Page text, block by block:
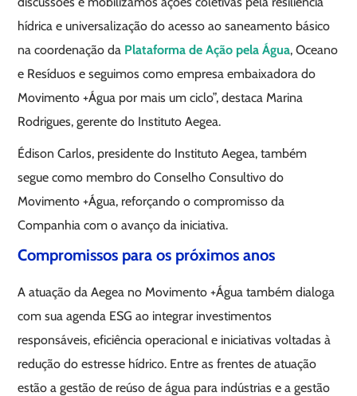
hídrica e universalização do acesso ao saneamento básico
na coordenação da Plataforma de Ação pela Água, Oceano
e Resíduos e seguimos como empresa embaixadora do
Movimento +Água por mais um ciclo”, destaca Marina
Rodrigues, gerente do Instituto Aegea.
Édison Carlos, presidente do Instituto Aegea, também
segue como membro do Conselho Consultivo do
Movimento +Água, reforçando o compromisso da
Companhia com o avanço da iniciativa.
Compromissos para os próximos anos
A atuação da Aegea no Movimento +Água também dialoga
com sua agenda ESG ao integrar investimentos
responsáveis, eficiência operacional e iniciativas voltadas à
redução do estresse hídrico. Entre as frentes de atuação
estão a gestão de reúso de água para indústrias e a gestão